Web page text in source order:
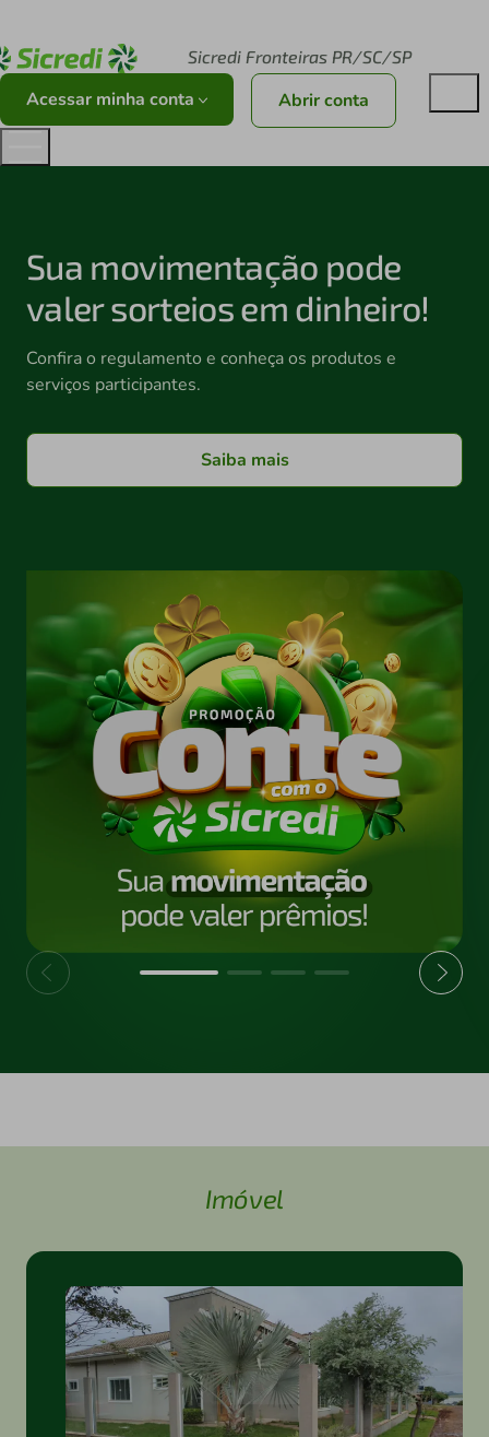
Sicredi Fronteiras PR/SC/SP
Acessar minha conta Abrir conta
Sua movimentação pode
valer sorteios em dinheiro!
Confira o regulamento e conheça os produtos e
serviços participantes.
Saiba mais
Imóvel